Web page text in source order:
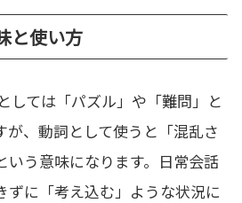
と使い方
しては「パズル」や「難問」と
が、動詞として使うと「混乱さ
いう意味になります。日常会話
ずに「考え込む」ような状況に